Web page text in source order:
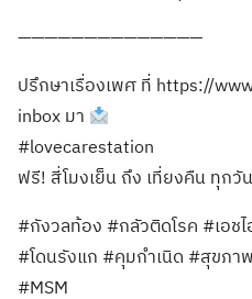
——————————————
ปรึกษาเรื่องเพศ ที่ https://
inbox มา
#lovecarestation
ฟรี! สี่โมงเย็น ถึง เที่ยงคืน ทุกวัน
#กังวลท้อง #กลัวติดโรค #เอช
#โดนรังแก #คุมกำเนิด #สุขภ
#MSM